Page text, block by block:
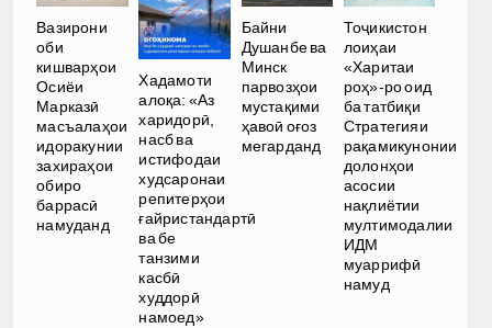
Вазирони
оби
кишварҳои
Осиёи
Марказӣ
масъалаҳои
идоракунии
захираҳои
обиро
баррасӣ
намуданд
Хадамоти
алоқа: «Аз
харидорӣ,
насб ва
истифодаи
худсаронаи
репитерҳои
ғайристандартӣ
ва бе
танзими
касбӣ
худдорӣ
намоед»
Байни
Душанбе ва
Минск
парвозҳои
мустақими
ҳавоӣ оғоз
мегарданд
Тоҷикистон
лоиҳаи
«Харитаи
роҳ»-ро оид
ба татбиқи
Стратегияи
рақамикунонии
долонҳои
асосии
нақлиётии
мултимодалии
ИДМ
муаррифӣ
намуд